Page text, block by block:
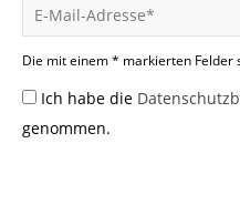
Die mit einem * markierten Felder
Ich habe die
genommen.